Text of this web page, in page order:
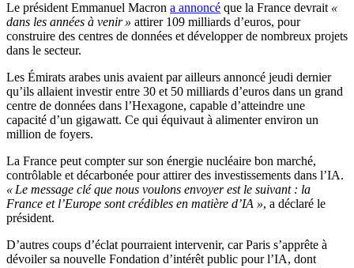
Le président Emmanuel Macron a annoncé que la France devrait «
dans les années à venir » attirer 109 milliards d’euros, pour
construire des centres de données et développer de nombreux projets
dans le secteur.
Les Émirats arabes unis avaient par ailleurs annoncé jeudi dernier
qu’ils allaient investir entre 30 et 50 milliards d’euros dans un grand
centre de données dans l’Hexagone, capable d’atteindre une
capacité d’un gigawatt. Ce qui équivaut à alimenter environ un
million de foyers.
La France peut compter sur son énergie nucléaire bon marché,
contrôlable et décarbonée pour attirer des investissements dans l’IA.
« Le message clé que nous voulons envoyer est le suivant : la
France et l’Europe sont crédibles en matière d’IA », a déclaré le
président.
D’autres coups d’éclat pourraient intervenir, car Paris s’apprête à
dévoiler sa nouvelle Fondation d’intérêt public pour l’IA, dont